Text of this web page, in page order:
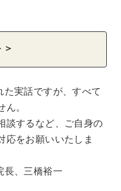
＞
実話ですが、すべて
。
談するなど、ご自身の
応をお願いいたしま
長、三橋裕一